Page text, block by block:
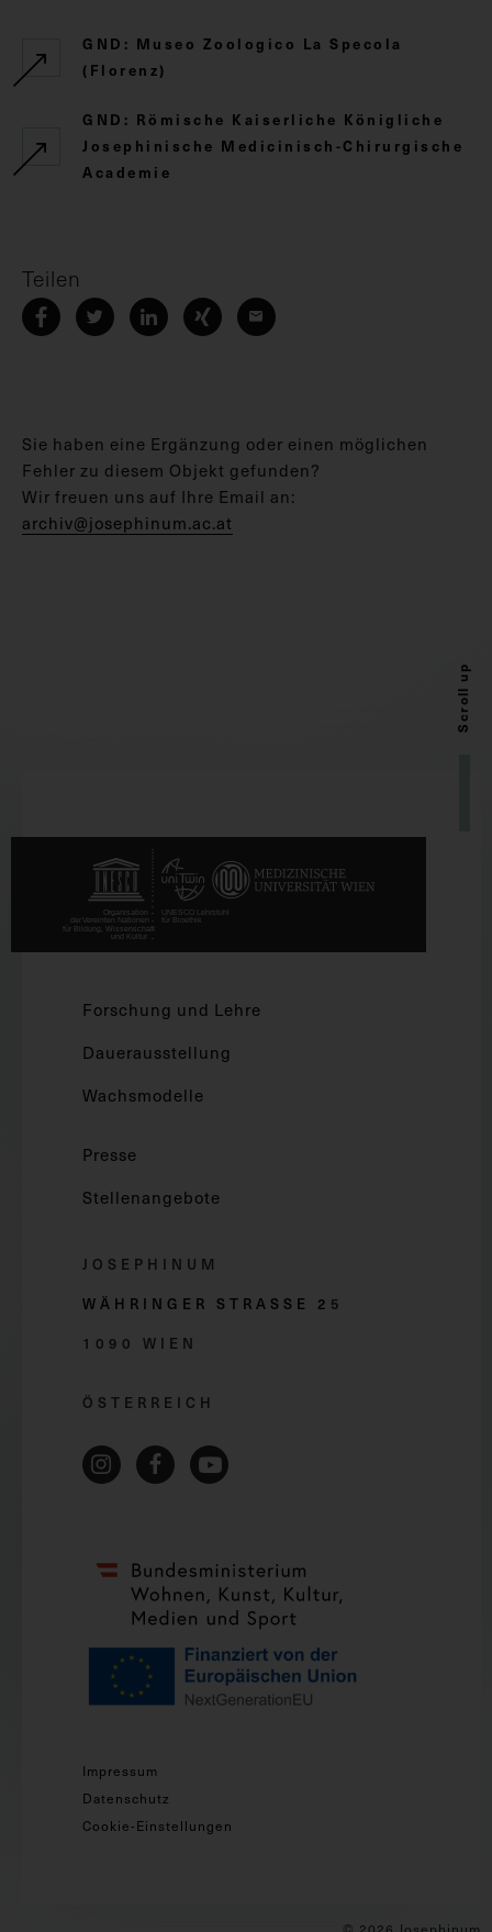
GND: Museo Zoologico La Specola
(Florenz)
GND: Römische Kaiserliche Königliche
Josephinische Medicinisch-Chirurgische
Academie
Teilen
Sie haben eine Ergänzung oder einen möglichen
Fehler zu diesem Objekt gefunden?
Wir freuen uns auf Ihre Email an:
archiv@josephinum.ac.at
Scroll up
Forschung und Lehre
Dauerausstellung
Wachsmodelle
Presse
Stellenangebote
JOSEPHINUM
WÄHRINGER STRASSE 2 5
1090 WIEN
ÖSTERREICH
Impressum
Datenschutz
Cookie-Einstellungen